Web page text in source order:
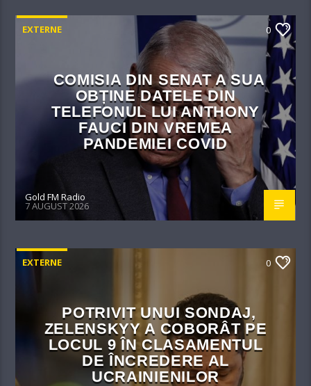
EXTERNE 0
COMISIA DIN SENAT A SUA
OBȚINE DATELE DIN
TELEFONUL LUI ANTHONY
FAUCI DIN VREMEA
PANDEMIEI COVID
Gold FM Radio
7 AUGUST 2026
EXTERNE 0
POTRIVIT UNUI SONDAJ,
ZELENSKYY A COBORÂT PE
LOCUL 9 ÎN CLASAMENTUL
DE ÎNCREDERE AL
UCRAINIENILOR